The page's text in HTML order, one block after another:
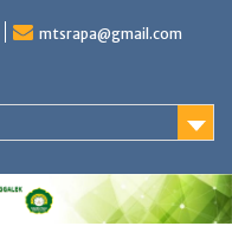
mtsrapa@gmail.com